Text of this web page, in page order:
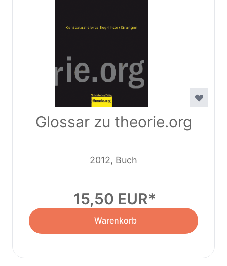
Glossar zu theorie.org
2012, Buch
15,50 EUR
Warenkorb